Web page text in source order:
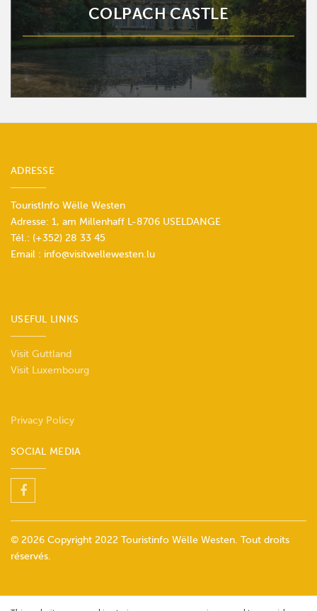
COLPACH CASTLE
ADRESSE
TouristInfo Wëlle Westen
Adresse: 1, am Millenhaff L-8706 USELDANGE
Tél.: (+352) 28 33 45
Email : info@visitwellewesten.lu
USEFUL LINKS
Visit Guttland
Visit Luxembourg
Privacy Policy
SOCIAL MEDIA
© 2026 Copyright 2022 Touristinfo Wëlle Westen. Tout droits
réservés.